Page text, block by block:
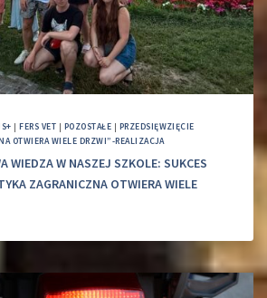
|FERS VET | POZOSTAŁE | PRZEDSIĘWZIĘCIE
OTWIERA WIELE DRZWI”-REALIZACJA
WIEDZA W NASZEJ SZKOLE: SUKCES
ZAGRANICZNA OTWIERA WIELE